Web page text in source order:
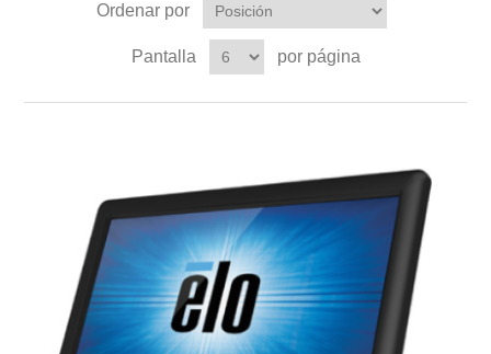
Ordenar por
Pantalla por página